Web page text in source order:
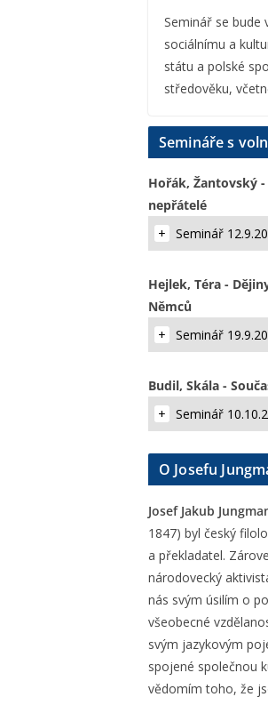
Seminář se
sociálnímu a
státu a polské
středověku,
Semináře s
Hořák, Žantovský
nepřátelé
Seminář
Hejlek, Téra -
Němců
Seminář
Budil, Skála -
Seminář
O Josefu
Josef Jakub
1847) byl český
a překladatel.
národovecký
nás svým úsilím o
všeobecné
svým jazykovým
spojené společnou
vědomím toho, že